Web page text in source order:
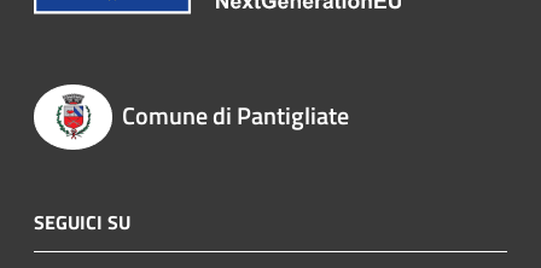
Comune di Pantigliate
SEGUICI SU